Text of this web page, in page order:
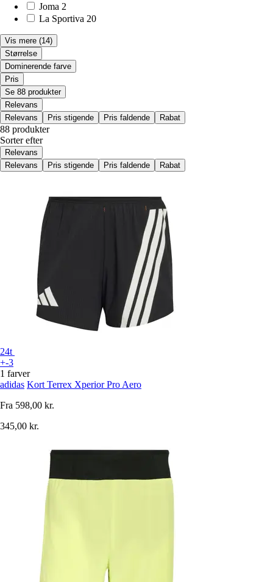
Joma 2
La Sportiva 20
Vis mere (14)
Størrelse
Dominerende farve
Pris
Se 88 produkter
Relevans
Relevans
Pris stigende Pris faldende Rabat
88 produkter
Sorter efter
Relevans
Relevans
Pris stigende Pris faldende Rabat
24t
+-3
1 farver
adidas Kort Terrex Xperior Pro Aero
Fra 598,00 kr.
345,00 kr.